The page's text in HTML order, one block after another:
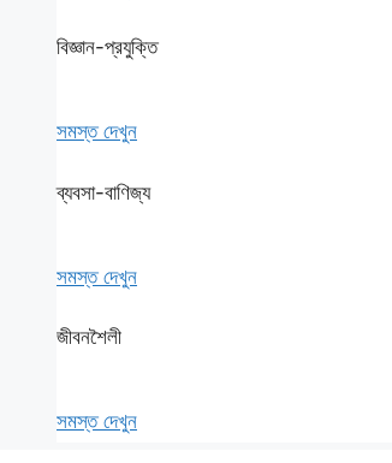
বিজ্ঞান-প্রযুক্তি
সমস্ত দেখুন
ব্যবসা-বাণিজ্য
সমস্ত দেখুন
জীবনশৈলী
সমস্ত দেখুন